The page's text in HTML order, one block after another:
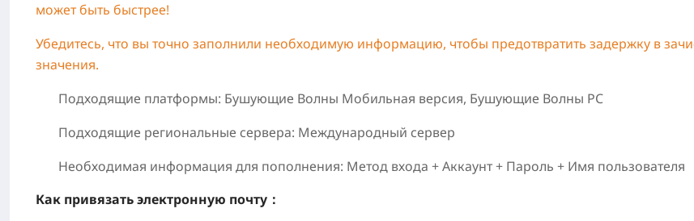
может быть быстрее!
Убедитесь, что вы точно заполнили необходимую информацию, чтобы предотвратить задержку в
значения.
Подходящие платформы: Бушующие Волны Мобильная версия, Бушующие Волны PC
Подходящие региональные сервера: Международный сервер
Необходимая информация для пополнения: Метод входа + Аккаунт + Пароль + Имя пользователя
Как привязать электронную почту：